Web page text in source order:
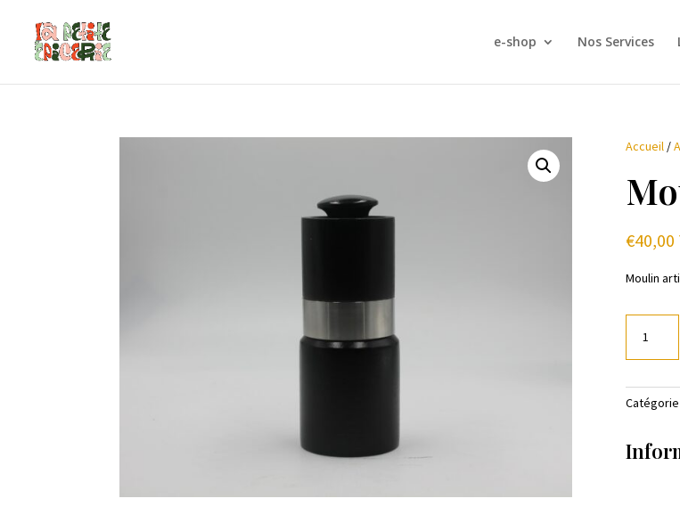
e-shop Nos Services
Accueil /
€40,00
Moulin
Moulin
à
sel
Catégorie